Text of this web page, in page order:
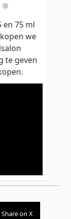
en 75 ml
we
te geven
Share on X